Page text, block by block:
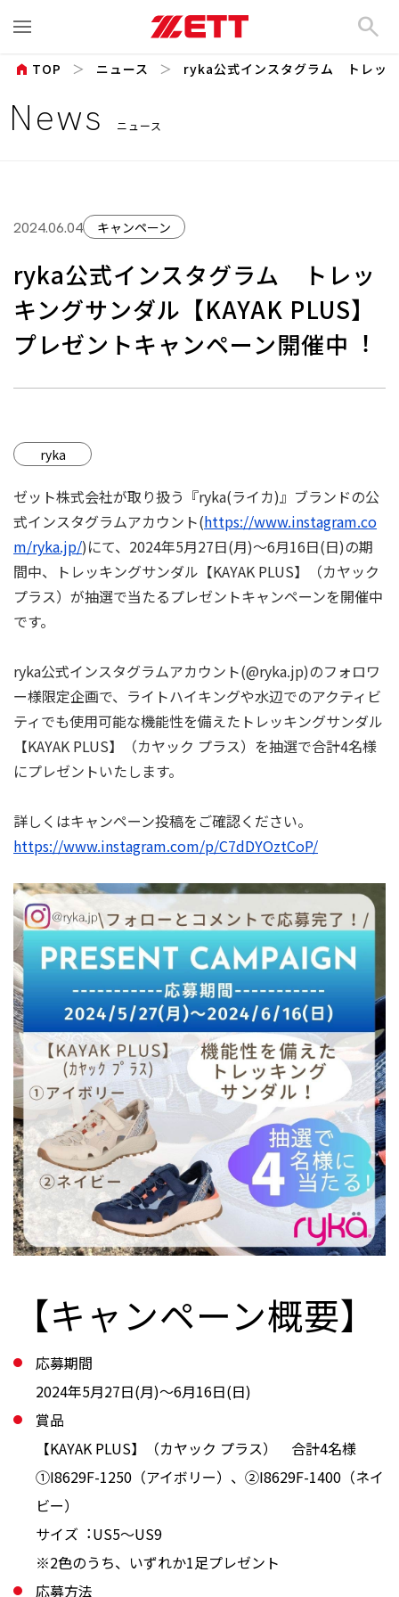
search
News ニュース
home TOP ニュース ryka公式インスタグラム トレッ
2024.06.04 キャンペーン
ryka公式インスタグラム トレッ
キングサンダル【KAYAK PLUS】
プレゼントキャンペーン開催中︕
ryka
ゼット株式会社が取り扱う『ryka(ライカ)』ブランドの公
式インスタグラムアカウント(https://www.instagram.co
m/ryka.jp/)にて、2024年5⽉27⽇(⽉)〜6⽉16⽇(⽇)の期
間中、トレッキングサンダル【KAYAK PLUS】（カヤック
プラス）が抽選で当たるプレゼントキャンペーンを開催中
です。
ryka公式インスタグラムアカウント(@ryka.jp)のフォロワ
ー様限定企画で、ライトハイキングや水辺でのアクティビ
ティでも使用可能な機能性を備えたトレッキングサンダル
【KAYAK PLUS】（カヤック プラス）を抽選で合計4名様
にプレゼントいたします。
詳しくはキャンペーン投稿をご確認ください。
https://www.instagram.com/p/C7dDYOztCoP/
【キャンペーン概要】
応募期間
2024年5⽉27⽇(⽉)〜6⽉16⽇(⽇)
賞品
【KAYAK PLUS】（カヤック プラス） 合計4名様
①I8629F-1250（アイボリー）、②I8629F-1400（ネイ
ビー）
サイズ︓US5〜US9
※2色のうち、いずれか1足プレゼント
応募方法